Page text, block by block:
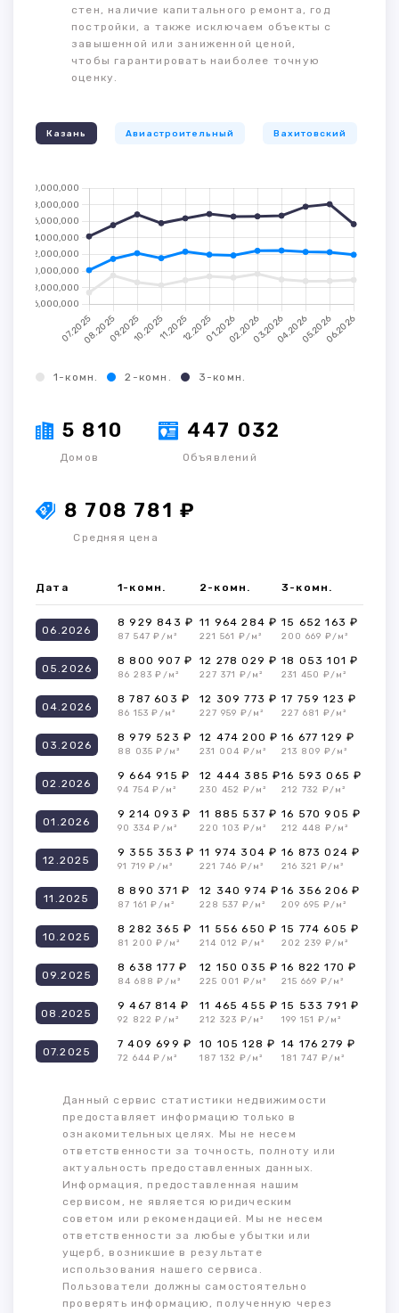
стен, наличие капитального ремонта, год
постройки, а также исключаем объекты с
завышенной или заниженной ценой,
чтобы гарантировать наиболее точную
оценку.
Казань Авиастроительный Вахитовский
1-комн. 2-комн. 3-комн.
5 810
Домов
447 032
Объявлений
8 708 781 ₽
Средняя цена
Дата 1-комн. 2-комн. 3-комн.
06.2026
8 929 843 ₽
87 547 ₽/м²
11 964 284 ₽
221 561 ₽/м²
15 652 163 ₽
200 669 ₽/м²
05.2026
8 800 907 ₽
86 283 ₽/м²
12 278 029 ₽
227 371 ₽/м²
18 053 101 ₽
231 450 ₽/м²
04.2026
8 787 603 ₽
86 153 ₽/м²
12 309 773 ₽
227 959 ₽/м²
17 759 123 ₽
227 681 ₽/м²
03.2026
8 979 523 ₽
88 035 ₽/м²
12 474 200 ₽
231 004 ₽/м²
16 677 129 ₽
213 809 ₽/м²
02.2026
9 664 915 ₽
94 754 ₽/м²
12 444 385 ₽
230 452 ₽/м²
16 593 065 ₽
212 732 ₽/м²
01.2026
9 214 093 ₽
90 334 ₽/м²
11 885 537 ₽
220 103 ₽/м²
16 570 905 ₽
212 448 ₽/м²
12.2025
9 355 353 ₽
91 719 ₽/м²
11 974 304 ₽
221 746 ₽/м²
16 873 024 ₽
216 321 ₽/м²
11.2025
8 890 371 ₽
87 161 ₽/м²
12 340 974 ₽
228 537 ₽/м²
16 356 206 ₽
209 695 ₽/м²
10.2025
8 282 365 ₽
81 200 ₽/м²
11 556 650 ₽
214 012 ₽/м²
15 774 605 ₽
202 239 ₽/м²
09.2025
8 638 177 ₽
84 688 ₽/м²
12 150 035 ₽
225 001 ₽/м²
16 822 170 ₽
215 669 ₽/м²
08.2025
9 467 814 ₽
92 822 ₽/м²
11 465 455 ₽
212 323 ₽/м²
15 533 791 ₽
199 151 ₽/м²
07.2025
7 409 699 ₽
72 644 ₽/м²
10 105 128 ₽
187 132 ₽/м²
14 176 279 ₽
181 747 ₽/м²
Данный сервис статистики недвижимости
предоставляет информацию только в
ознакомительных целях. Мы не несем
ответственности за точность, полноту или
актуальность предоставленных данных.
Информация, предоставленная нашим
сервисом, не является юридическим
советом или рекомендацией. Мы не несем
ответственности за любые убытки или
ущерб, возникшие в результате
использования нашего сервиса.
Пользователи должны самостоятельно
проверять информацию, полученную через